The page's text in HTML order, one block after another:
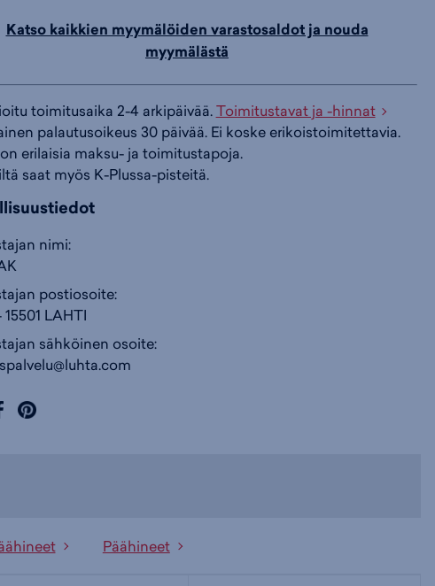
is s
Katso kaikkien myymälöiden varastosaldot ja nouda
myymälästä
toimitusaika 2-4 arkipäivää.Toimitustavat ja -hinnat
palautusoikeus 30 päivää. Ei koske erikoistoimitettavia.
erilaisia maksu- ja toimitustapoja.
saat myös K-Plussa-pisteitä.
nimi:
postiosoite:
15501 LAHTI
sähköinen osoite:
Päähineet